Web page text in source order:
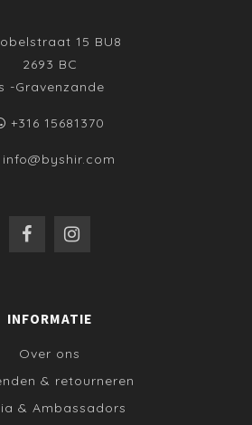
15 BU8
2693 BC
-Gravenzande
+316 15681370
info@byshir.com
INFORMATIE
Over ons
& retourneren
& Ambassadors